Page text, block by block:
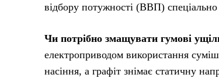
відбору потужності (ВВП)
Чи потрібно змащувати гумові
електроприводом використання
насіння, а графіт знімає статичну